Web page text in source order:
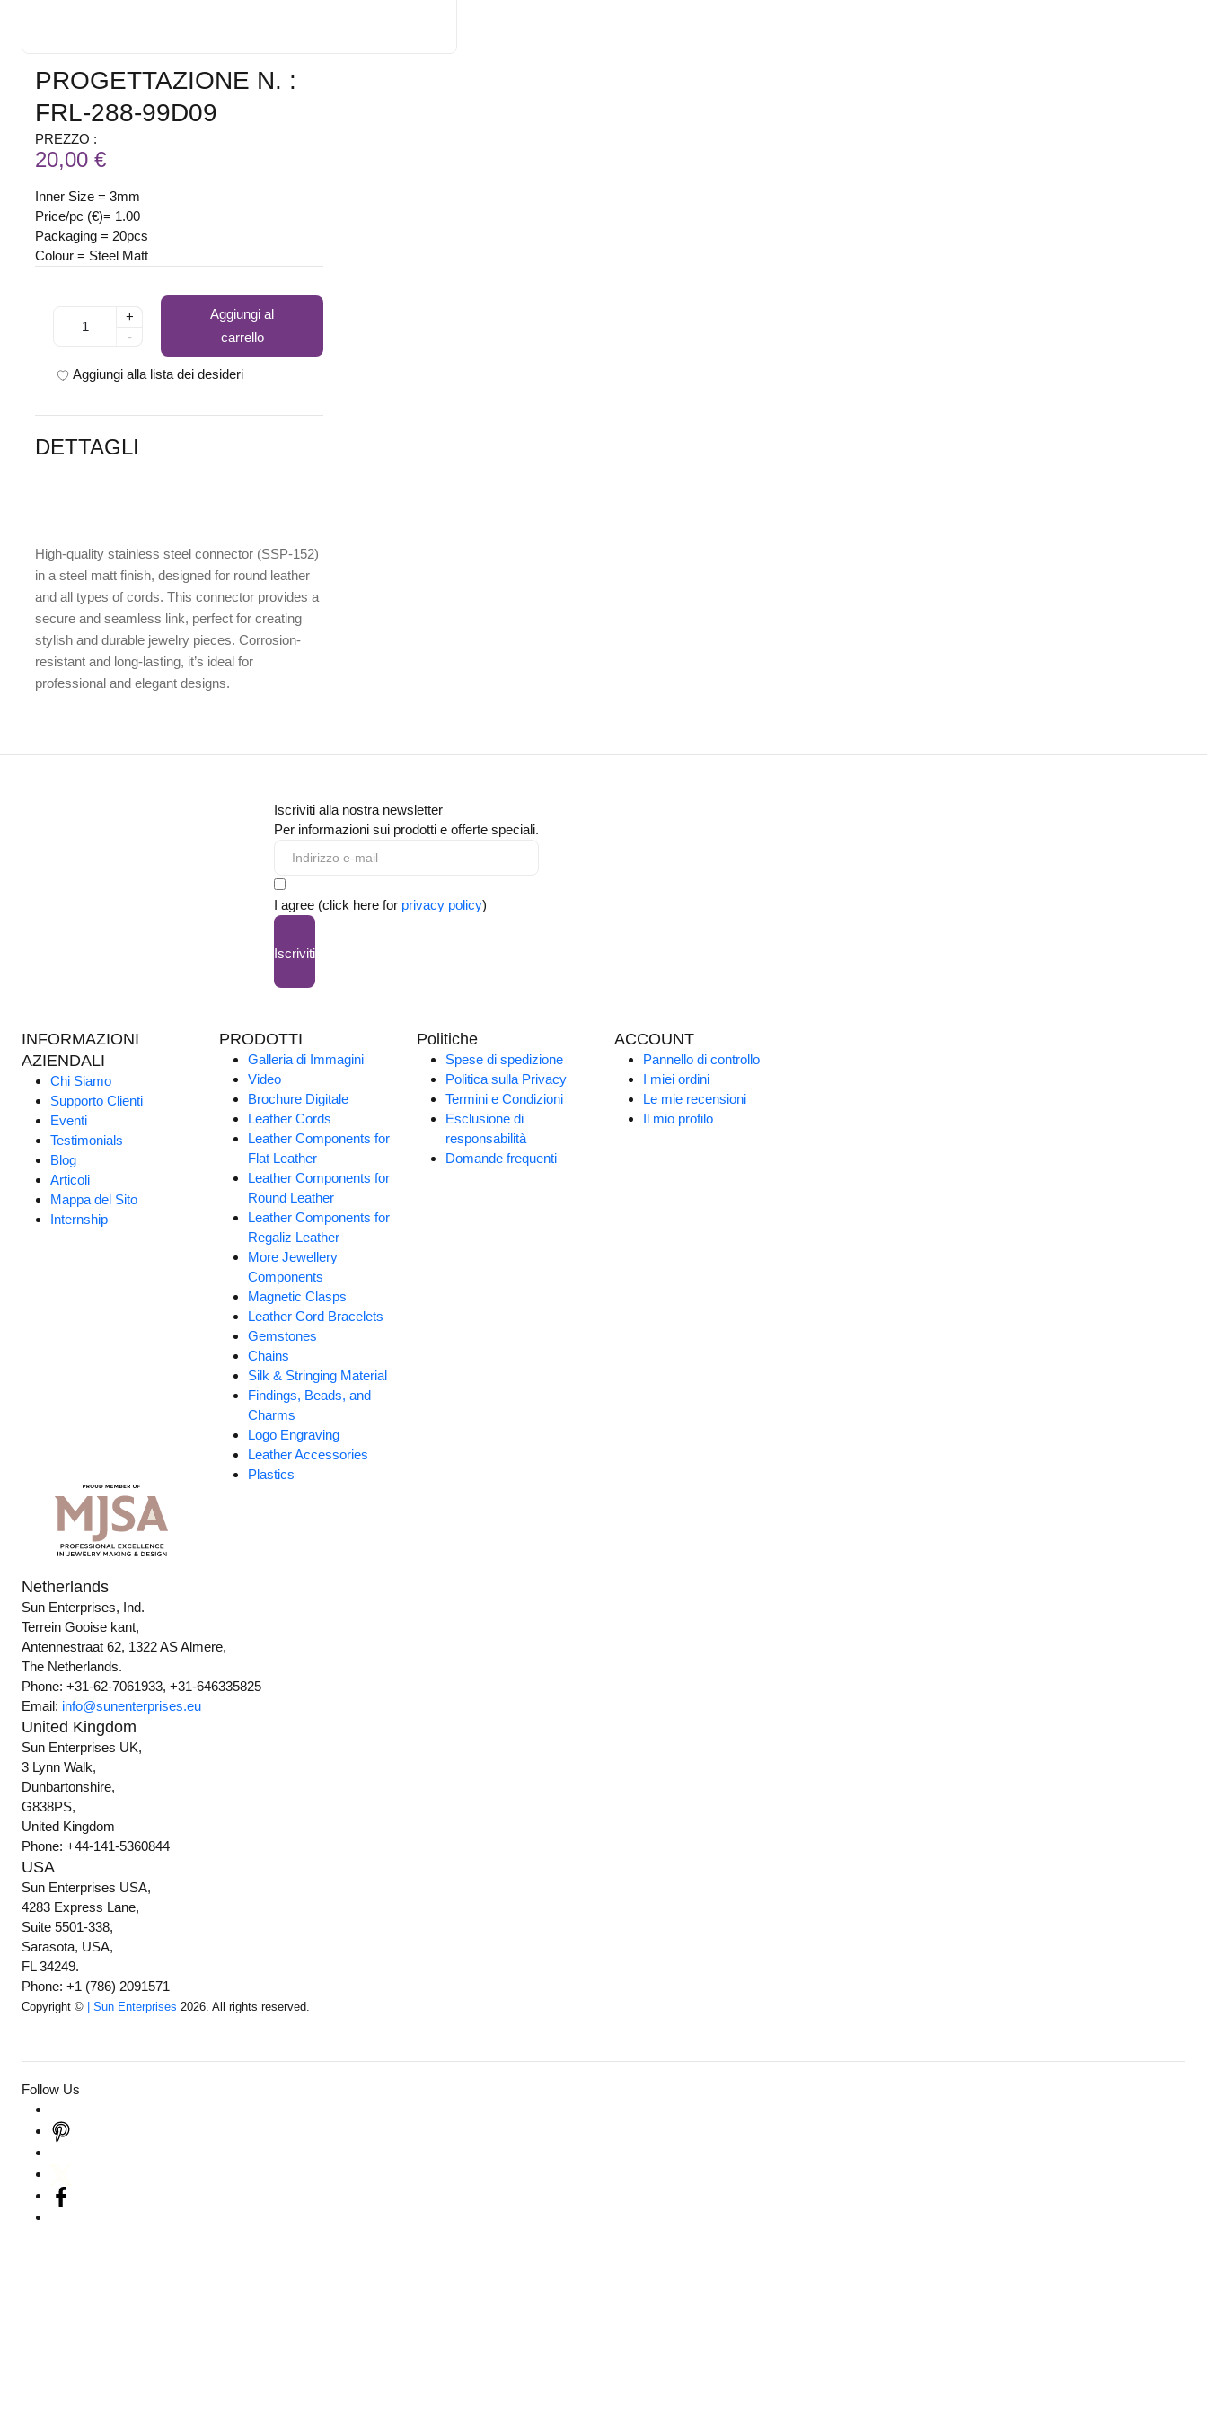
PROGETTAZIONE N. :
FRL-288-99D09
PREZZO :
20,00 €
Inner Size = 3mm
Price/pc (€)= 1.00
Packaging = 20pcs
Colour = Steel Matt
+
-
Aggiungi al
carrello
Aggiungi alla lista dei desideri
DETTAGLI
High-qualitystainless steel connector (SSP-152)
in a steel matt finish, designed for round leather
and all types of cords. This connector provides a
secure and seamless link, perfect for creating
stylish and durable jewelry pieces. Corrosion-
resistant and long-lasting, it’s ideal for
professional and elegant designs.
Iscriviti alla nostra newsletter
Per informazioni sui prodotti e offerte speciali.
I agree (click here for privacy policy)
Iscriviti
INFORMAZIONI
AZIENDALI
Chi Siamo
Supporto Clienti
Eventi
Testimonials
Blog
Articoli
Mappa del Sito
Internship
PRODOTTI
Galleria di Immagini
Video
Brochure Digitale
Leather Cords
Leather Components for
Flat Leather
Leather Components for
Round Leather
Leather Components for
Regaliz Leather
More Jewellery
Components
Magnetic Clasps
Leather Cord Bracelets
Gemstones
Chains
Silk & Stringing Material
Findings, Beads, and
Charms
Logo Engraving
Leather Accessories
Plastics
Politiche
Spese di spedizione
Politica sulla Privacy
Termini e Condizioni
Esclusione di
responsabilità
Domande frequenti
ACCOUNT
Pannello di controllo
I miei ordini
Le mie recensioni
Il mio profilo
Netherlands
Sun Enterprises, Ind.
Terrein Gooise kant,
Antennestraat 62, 1322 AS Almere,
The Netherlands.
Phone: +31-62-7061933, +31-646335825
Email: info@sunenterprises.eu
United Kingdom
Sun Enterprises UK,
3 Lynn Walk,
Dunbartonshire,
G838PS,
United Kingdom
Phone: +44-141-5360844
USA
Sun Enterprises USA,
4283 Express Lane,
Suite 5501-338,
Sarasota, USA,
FL 34249.
Phone: +1 (786) 2091571
Copyright © | Sun Enterprises 2026. All rights reserved.
Follow Us